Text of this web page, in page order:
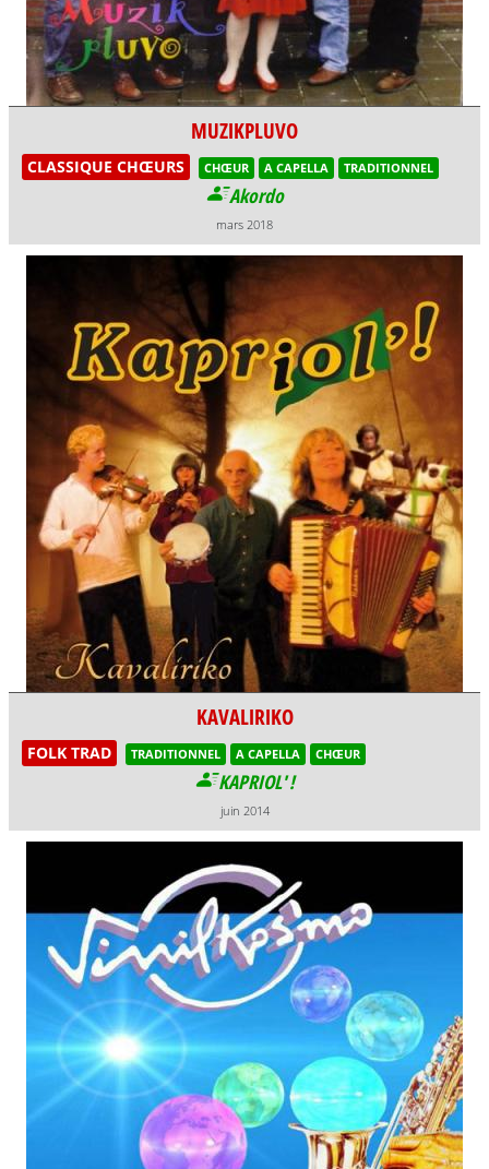
MUZIKPLUVO
CLASSIQUE CHŒURS CHŒUR A CAPELLA TRADITIONNEL
Akordo
mars 2018
KAVALIRIKO
FOLK TRAD TRADITIONNEL A CAPELLA CHŒUR
KAPRIOL' !
juin 2014